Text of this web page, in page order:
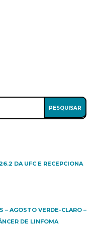
DA UFC E RECEPCIONA
– AGOSTO VERDE-CLARO –
DE LINFOMA